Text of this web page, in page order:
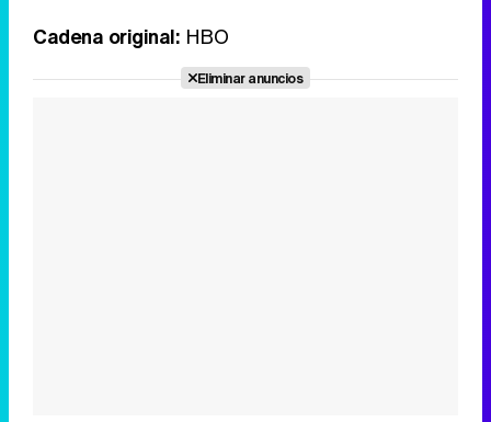
Cadena original: HBO
Eliminar anuncios